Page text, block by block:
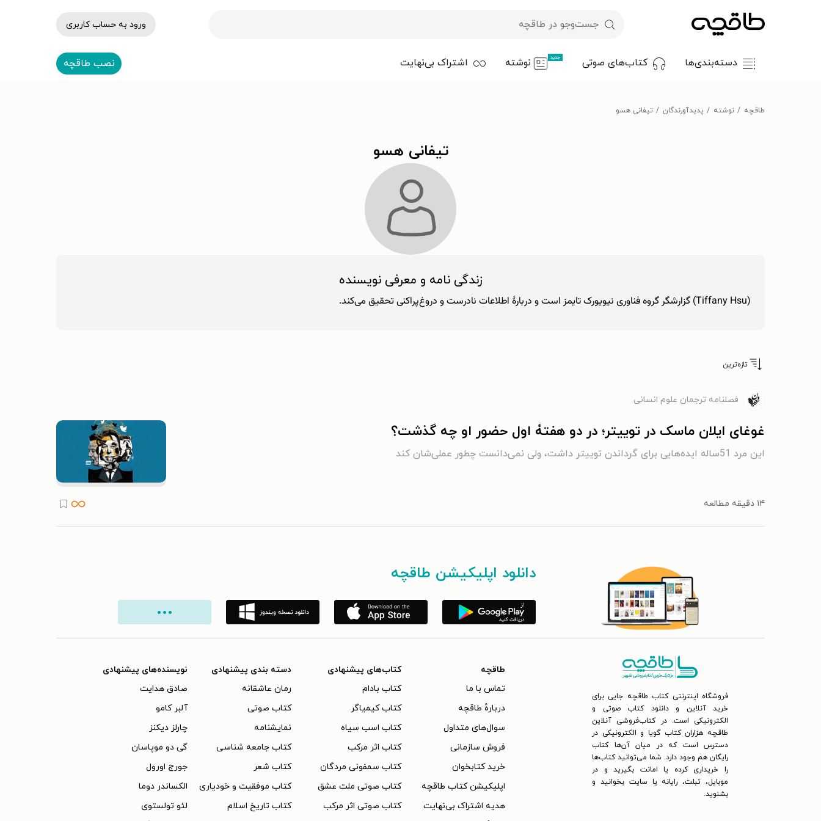
ورود به حساب کاربری
دسته‌بندی‌ها کتاب‌های صوتی جدید نوشته اشتراک بی‌نهایت نصب طاقچه
طاقچه نوشته پدیدآورندگان تیفانی هسو
تیفانی هسو
زندگی نامه و معرفی نویسنده
(Tiffany Hsu) گزارشگر گروه فناوری نیویورک تایمز است و دربارۀ اطلاعات نادرست و دروغ‌پراکنی تحقیق می‌کند.
تازه‌ترین
فصلنامه ترجمان علوم انسانی
غوغای ایلان ماسک در توییتر؛ در دو هفتۀ اول حضور او چه گذشت؟
این مرد 51ساله ایده‌هایی برای گرداندن توییتر داشت، ولی نمی‌دانست چطور عملی‌شان کند
۱۴ دقیقه مطالعه
دانلود اپلیکیشن طاقچه
فروشگاه اینترنتی کتاب طاقچه جایی برای
خرید آنلاین و دانلود کتاب صوتی و
الکترونیکی است. در کتاب‌فروشی آنلاین
طاقچه هزاران کتاب گویا و الکترونیکی در
دسترس است که در میان آن‌ها کتاب
رایگان هم وجود دارد. شما می‌توانید کتاب‌ها
را خریداری کرده یا امانت بگیرید و در
موبایل، تبلت، رایانه یا سایت بخوانید و
بشنوید.
طاقچه
تماس با ما
دربارهٔ طاقچه
سوال‌های متداول
فروش سازمانی
خرید کتابخوان
اپلیکیشن کتاب طاقچه
هدیه اشتراک بی‌نهایت
کتاب‌های پیشنهادی
کتاب بادام
کتاب کیمیاگر
کتاب اسب سیاه
کتاب اثر مرکب
کتاب سمفونی مردگان
کتاب صوتی ملت عشق
کتاب صوتی اثر مرکب
دسته بندی پیشنهادی
رمان عاشقانه
کتاب‌ صوتی
نمایشنامه
کتاب جامعه شناسی
کتاب شعر
کتاب موفقیت و خودیاری
کتاب تاریخ اسلام
نویسنده‌های پیشنهادی
صادق هدایت
آلبر کامو
چارلز دیکنز
گی دو موپاسان
جورج اورول
الکساندر دوما
لئو تولستوی